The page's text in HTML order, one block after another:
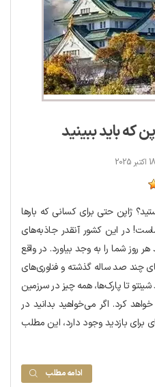
که باید ببینید
ژاپن حتی برای کسانی که بارها
در این کشور آنقدر جاذبه‌های
روز شما را به وجد بیاورد. در واقع
چند صد ساله گذشته و فناوری‌های
تا پارک‌ها، همه چیز در سرزمین
کرد. اگر می‌خواهید بدانید در
بازدید وجود دارد، این مطلب
ادامه مطلب